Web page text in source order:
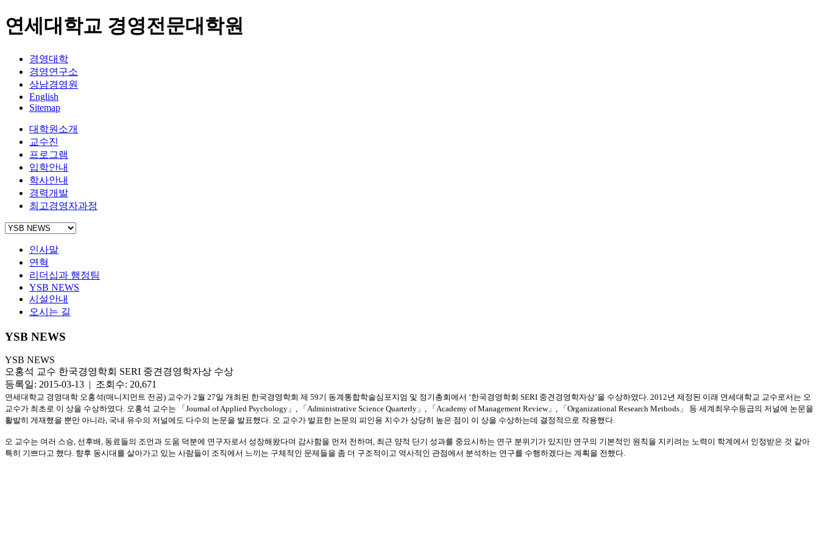
연세대학교 경영전문대학원
경영대학
경영연구소
상남경영원
English
Sitemap
대학원소개
교수진
프로그램
입학안내
학사안내
경력개발
최고경영자과정
인사말
연혁
리더십과 행정팀
YSB NEWS
시설안내
오시는 길
YSB NEWS
YSB NEWS
오홍석 교수 한국경영학회 SERI 중견경영학자상 수상
등록일: 2015-03-13 | 조회수: 20,671
연세대학교 경영대학 오홍석(매니지먼트 전공) 교수가 2월 27일 개최된 한국경영학회 제 59기 동계통합학술심포지엄 및 정기총회에서 ‘한국경영학회 SERI 중견경영학자상’을 수상하였다. 2012년 제정된 이래 연세대학교 교수로서는 오
교수가 최초로 이 상을 수상하였다. 오홍석 교수는 「 Journal of Applied Psychology 」 , 「 Administrative Science Quarterly 」 , 「 Academy of Management Review」 , 「 Organizational Research Methods 」 등 세계최우수등급의 저널에 논문을
활발히 게재했을 뿐만 아니라, 국내 유수의 저널에도 다수의 논문을 발표했다. 오 교수가 발표한 논문의 피인용 지수가 상당히 높은 점이 이 상을 수상하는데 결정적으로 작용했다.
오 교수는 여러 스승, 선후배, 동료들의 조언과 도움 덕분에 연구자로서 성장해왔다며 감사함을 먼저 전하며, 최근 양적 단기 성과를 중요시하는 연구 분위기가 있지만 연구의 기본적인 원칙을 지키려는 노력이 학계에서 인정받은 것 같아
특히 기쁘다고 했다. 향후 동시대를 살아가고 있는 사람들이 조직에서 느끼는 구체적인 문제들을 좀 더 구조적이고 역사적인 관점에서 분석하는 연구를 수행하겠다는 계획을 전했다.